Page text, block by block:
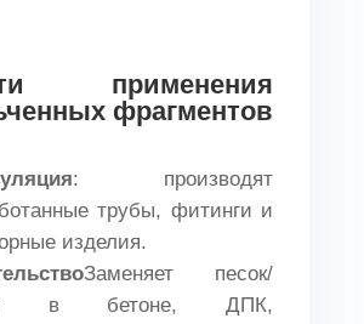
применения
фрагментов
: производят
трубы, фитинги и
изделия.
Заменяет песок/
в бетоне, ДПК,